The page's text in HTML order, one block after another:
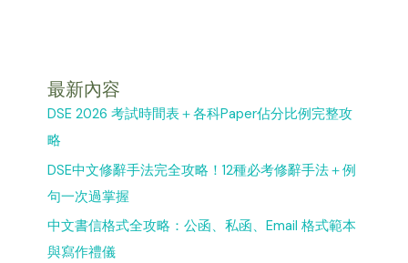
最新內容
DSE 2026 考試時間表＋各科Paper佔分比例完整攻
略
DSE中文修辭手法完全攻略！12種必考修辭手法＋例
句一次過掌握
中文書信格式全攻略：公函、私函、Email 格式範本
與寫作禮儀